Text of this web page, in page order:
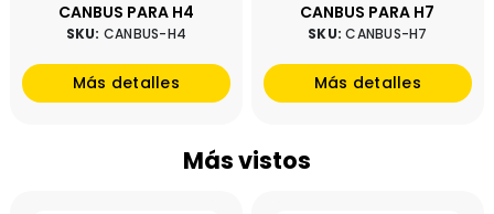
CANBUS PARA H4
SKU: CANBUS-H4
Más detalles
CANBUS PARA H7
SKU:CANBUS-H7
Más detalles
Más vistos